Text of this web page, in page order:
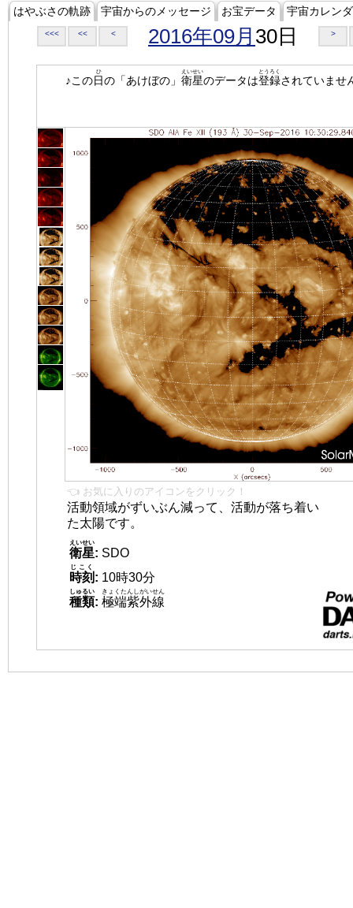
はやぶさの軌跡 宇宙からのメッセージ お宝データ 宇宙カレン
<<< << < 2016年09月 30日 >
♪この日
ひ
の「あけぼの」 衛星
えいせい
のデータは登録
とうろく
されていませ
👈 お気に入りのアイコンをクリック！
活動領域がずいぶん減って、活動が落ち着い
た太陽です。
衛星
えいせい
: SDO
時刻
じこく
: 10時30分
種類
しゅるい
: 極端紫外線
きょくたんしがいせん